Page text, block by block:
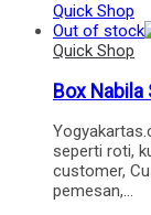
Quick Shop
Out of stock
Quick Shop
Box
seperti roti,
customer,
pemesan,…